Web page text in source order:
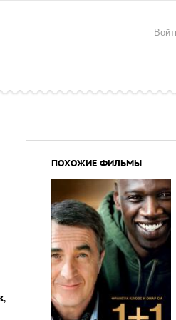
,
ПОХОЖИЕ ФИЛЬМЫ